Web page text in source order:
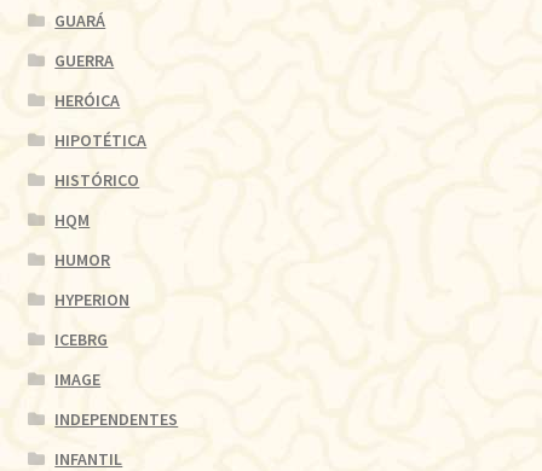
GUARÁ
GUERRA
HERÓICA
HIPOTÉTICA
HISTÓRICO
HQM
HUMOR
HYPERION
ICEBRG
IMAGE
INDEPENDENTES
INFANTIL